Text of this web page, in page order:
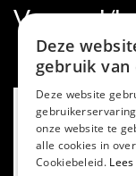
Verzend/
Deze
gebruik van
Deze website
onze website te
alle cookies in
Cookiebeleid.